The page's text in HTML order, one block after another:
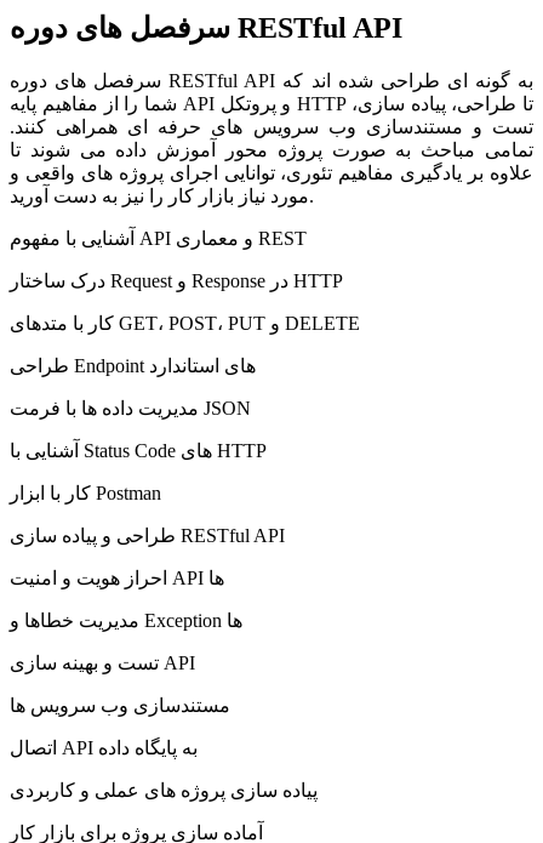
سرفصل های دوره RESTful API
سرفصل های دوره RESTful API به گونه ای طراحی شده اند که
شما را از مفاهیم پایه API و پروتکل HTTP تا طراحی، پیاده سازی،
تست و مستندسازی وب سرویس های حرفه ای همراهی کنند.
تمامی مباحث به صورت پروژه محور آموزش داده می شوند تا
علاوه بر یادگیری مفاهیم تئوری، توانایی اجرای پروژه های واقعی و
مورد نیاز بازار کار را نیز به دست آورید.
آشنایی با مفهوم API و معماری REST
درک ساختار Request و Response در HTTP
کار با متدهای GET، POST، PUT و DELETE
طراحی Endpoint های استاندارد
مدیریت داده ها با فرمت JSON
آشنایی با Status Code های HTTP
کار با ابزار Postman
طراحی و پیاده سازی RESTful API
احراز هویت و امنیت API ها
مدیریت خطاها و Exception ها
تست و بهینه سازی API
مستندسازی وب سرویس ها
اتصال API به پایگاه داده
پیاده سازی پروژه های عملی و کاربردی
آماده سازی پروژه برای بازار کار